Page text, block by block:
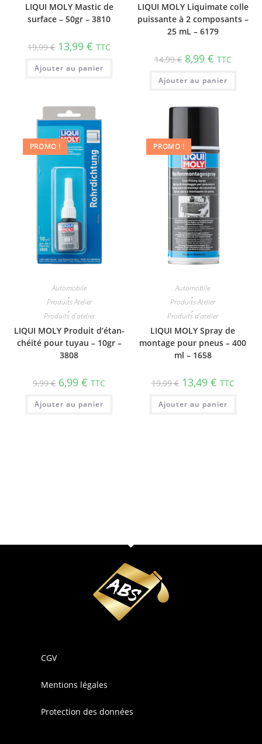
LIQUI MOLY Mastic de
surface – 50gr – 3810
19,99€ 13,99€ TTC
Ajouter au panier
LIQUI MOLY Liquimate colle
puissante à 2 compo­sants –
25 mL – 6179
14,99€ 8,99 € TTC
Ajouter au panier
PROMO !
Automobile
,
Produits Atelier
,
Produits d'atelier
LIQUI MOLY Produit d’étan­
chéité pour tuyau – 10gr –
3808
9,99€ 6,99€ TTC
Ajouter au panier
PROMO !
Automobile
,
Produits Atelier
,
Produits d'atelier
LIQUI MOLY Spray de
montage pour pneus – 400
ml – 1658
19,99€ 13,49 € TTC
Ajouter au panier
CGV
Mentions légales
Protection des données